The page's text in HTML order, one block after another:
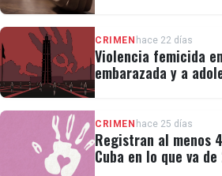
CRIMEN hace 22 días
Violencia femicida
embarazada y a
CRIMEN hace 25 días
Registran al menos
Cuba en lo que va